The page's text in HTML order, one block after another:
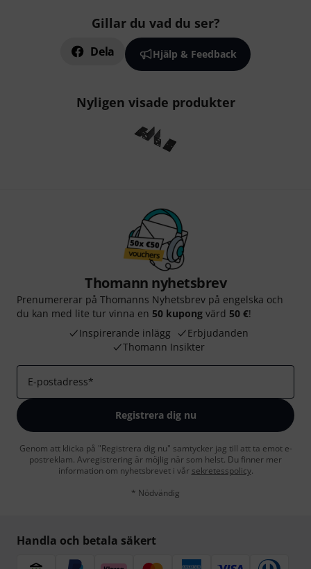
Gillar du vad du ser?
Dela Hjälp & Feedback
Nyligen visade produkter
Thomann nyhetsbrev
Prenumererar på Thomanns Nyhetsbrev på engelska och
du kan med lite tur vinna en 50 kupong värd 50 €!
Inspirerande inlägg
Erbjudanden
Thomann Insikter
E-postadress*
Registrera dig nu
Genom att klicka på "Registrera dig nu" samtycker jag till att ta emot e-
postreklam. Avregistrering är möjlig när som helst. Du finner mer
information om nyhetsbrevet i vår sekretesspolicy.
* Nödvändig
Handla och betala säkert